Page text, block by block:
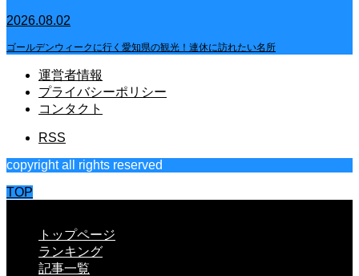
2026.08.02
ゴールデンウィークに行く愛知県の観光！連休に訪れたい名所
運営者情報
プライバシーポリシー
コンタクト
RSS
copyright all rights reserved
TOP
トップページ
ランキング
記事一覧